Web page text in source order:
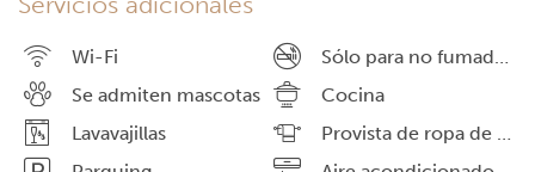
Wi-Fi
Sólo para no fumadores
Se admiten mascotas
Cocina
Lavavajillas
Provista de ropa de cama